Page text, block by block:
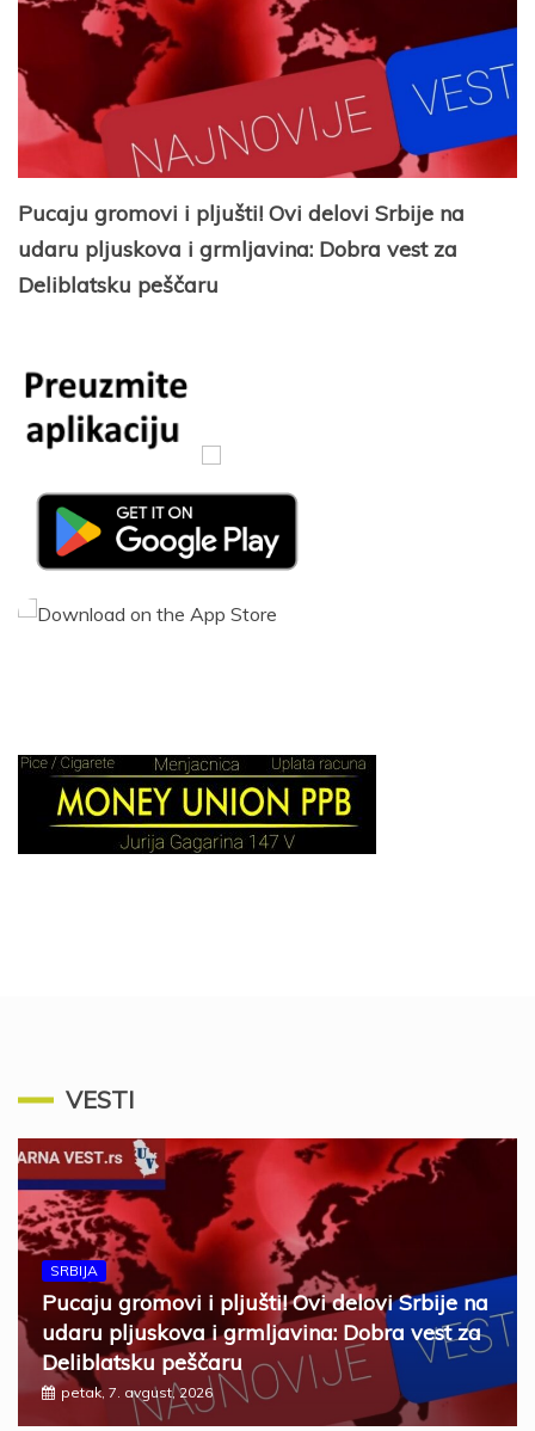
Pucaju gromovi i pljušti! Ovi delovi Srbije na
udaru pljuskova i grmljavina: Dobra vest za
Deliblatsku peščaru
VESTI
SRBIJA
Pucaju gromovi i pljušti! Ovi delovi Srbije na
udaru pljuskova i grmljavina: Dobra vest za
Deliblatsku peščaru
petak, 7. avgust, 2026